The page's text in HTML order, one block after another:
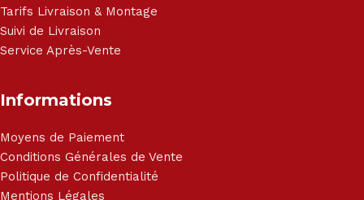
Tarifs Livraison & Montage
Suivi de Livraison
Service Après-Vente
Informations
Moyens de Paiement
Conditions Générales de Vente
Politique de Confidentialité
Mentions Légales